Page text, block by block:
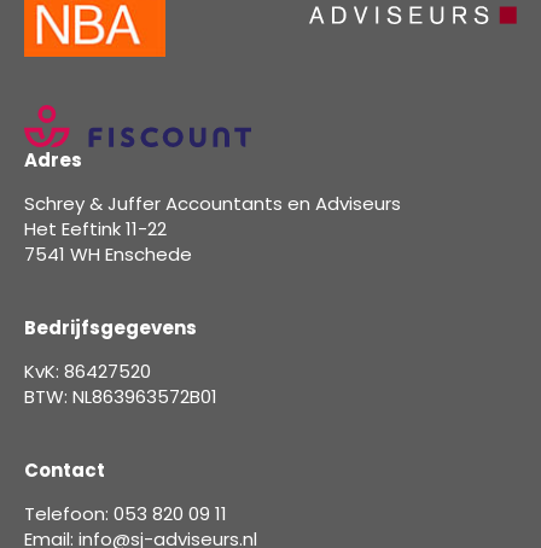
Adres
Schrey & Juffer Accountants en Adviseurs
Het Eeftink 11-22
7541 WH Enschede
Bedrijfsgegevens
KvK: 86427520
BTW: NL863963572B01
Contact
Telefoon: 053 820 09 11
Email: info@sj-adviseurs.nl